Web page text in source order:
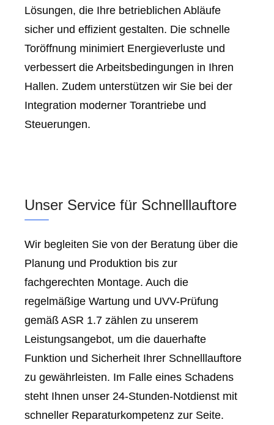
Lösungen, die Ihre betrieblichen Abläufe
sicher und effizient gestalten. Die schnelle
Toröffnung minimiert Energieverluste und
verbessert die Arbeitsbedingungen in Ihren
Hallen. Zudem unterstützen wir Sie bei der
Integration moderner Torantriebe und
Steuerungen.
Unser Service für Schnelllauftore
Wir begleiten Sie von der Beratung über die
Planung und Produktion bis zur
fachgerechten Montage. Auch die
regelmäßige Wartung und UVV-Prüfung
gemäß ASR 1.7 zählen zu unserem
Leistungsangebot, um die dauerhafte
Funktion und Sicherheit Ihrer Schnelllauftore
zu gewährleisten. Im Falle eines Schadens
steht Ihnen unser 24-Stunden-Notdienst mit
schneller Reparaturkompetenz zur Seite.